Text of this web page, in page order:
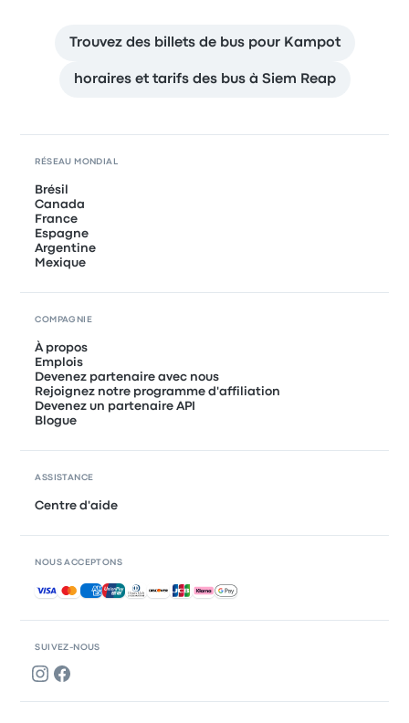
Trouvez des billets de bus pour Kampot
horaires et tarifs des bus à Siem Reap
SUIVEZ-NOUS
RÉSEAU MONDIAL
Brésil
Canada
France
Espagne
Argentine
Mexique
COMPAGNIE
À propos
Emplois
Devenez partenaire avec nous
Rejoignez notre programme d'affiliation
Devenez un partenaire API
Blogue
ASSISTANCE
Centre d'aide
NOUS ACCEPTONS
Paiements acceptés